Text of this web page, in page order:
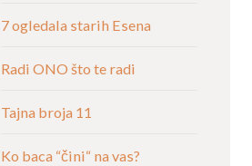
7 ogledala starih Esena
Radi ONO što te radi
Tajna broja 11
Ko baca “čini“ na vas?